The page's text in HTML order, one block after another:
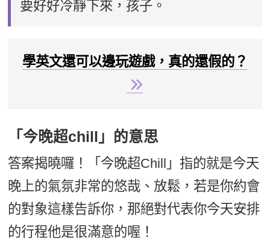
要好好冷靜下來，孩子。
學英文還可以邊玩遊戲，真的還假的？
「今晚超chill」的意思
答案揭曉囉！「今晚超Chill」指的就是今天
晚上的氣氛非常的悠哉、放鬆，若是你約會
的對象這樣告訴你，那絕對代表你今天安排
的行程他是很滿意的喔！